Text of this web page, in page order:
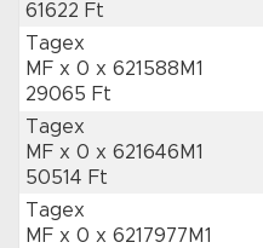
61622 Ft
Tagex
MF x 0 x 621588M1
29065 Ft
Tagex
MF x 0 x 621646M1
50514 Ft
Tagex
MF x 0 x 6217977M1